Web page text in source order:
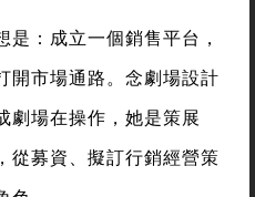
：成立一個銷售平台，
開市場通路。念劇場設計
劇場在操作，她是策展
從募資、擬訂行銷經營策